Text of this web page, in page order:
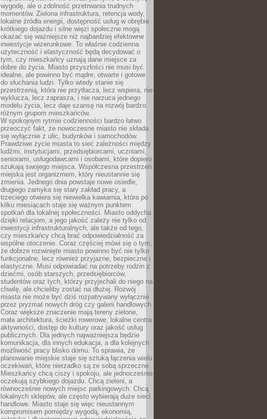
wygodę, ale o zdolność przetrwania trudnych
momentów. Zielona infrastruktura, retencja wody,
lokalne źródła energii, dostępność usług w obrębie
krótkiego dojazdu i silne więzi społeczne mogą
okazać się ważniejsze niż najbardziej efektowne
inwestycje wizerunkowe. To właśnie codzienna
użyteczność i elastyczność będą decydować o
tym, czy mieszkańcy uznają dane miejsce za
dobre do życia. Miasto przyszłości nie musi być
idealne, ale powinno być mądre, otwarte i gotowe
do słuchania ludzi. Tylko wtedy stanie się
przestrzenią, która nie przytłacza, lecz wspiera, nie
wyklucza, lecz zaprasza, i nie narzuca jednego
modelu życia, lecz daje szansę na rozwój bardzo
różnym grupom mieszkańców.
W spokojnym rytmie codzienności bardzo łatwo
przeoczyć fakt, że nowoczesne miasto nie składa
się wyłącznie z ulic, budynków i samochodów.
Prawdziwe życie miasta to sieć zależności między
ludźmi, instytucjami, przedsiębiorcami, uczniami,
seniorami, usługodawcami i osobami, które dopiero
szukają swojego miejsca. Współczesna przestrzeń
miejska jest organizmem, który nieustannie się
zmienia. Jednego dnia powstaje nowe osiedle,
drugiego zamyka się stary zakład pracy, a
trzeciego otwiera się niewielka kawiarnia, która po
kilku miesiącach staje się ważnym punktem
spotkań dla lokalnej społeczności. Miasto oddycha
dzięki relacjom, a jego jakość zależy nie tylko od
inwestycji infrastrukturalnych, ale także od tego,
czy mieszkańcy chcą brać odpowiedzialność za
wspólne otoczenie. Coraz częściej mówi się o tym,
że dobrze rozwinięte miasto powinno być nie tylko
funkcjonalne, lecz również przyjazne, bezpieczne i
elastyczne. Musi odpowiadać na potrzeby rodzin z
dziećmi, osób starszych, przedsiębiorców,
studentów oraz tych, którzy przyjechali do niego na
chwilę, ale chcieliby zostać na dłużej. Rozwój
miasta nie może być dziś rozpatrywany wyłącznie
przez pryzmat nowych dróg czy galerii handlowych.
Coraz większe znaczenie mają tereny zielone,
mała architektura, ścieżki rowerowe, lokalne centra
aktywności, dostęp do kultury oraz jakość usług
publicznych. Dla jednych najważniejsza będzie
komunikacja, dla innych edukacja, a dla kolejnych
możliwość pracy blisko domu. To sprawia, że
planowanie miejskie staje się sztuką łączenia wielu
oczekiwań, które nierzadko są ze sobą sprzeczne.
Mieszkańcy chcą ciszy i spokoju, ale jednocześnie
oczekują szybkiego dojazdu. Chcą zieleni, a
równocześnie nowych miejsc parkingowych. Chcą
lokalnych sklepów, ale często wybierają duże sieci
handlowe. Miasto staje się więc nieustannym
kompromisem pomiędzy wygodą, ekonomią,